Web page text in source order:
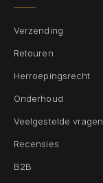
Verzending
Retouren
Herroepingsrecht
Onderhoud
Veelgestelde vragen
Recensies
B2B